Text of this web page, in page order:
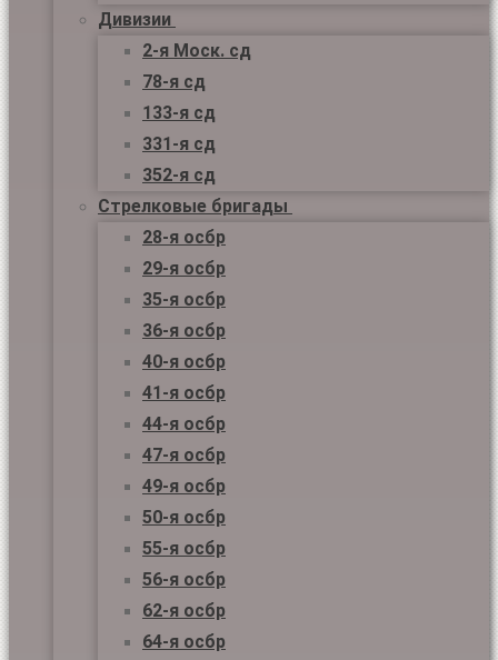
Дивизии
2-я Моск. сд
78-я сд
133-я сд
331-я сд
352-я сд
Стрелковые бригады
28-я осбр
29-я осбр
35-я осбр
36-я осбр
40-я осбр
41-я осбр
44-я осбр
47-я осбр
49-я осбр
50-я осбр
55-я осбр
56-я осбр
62-я осбр
64-я осбр